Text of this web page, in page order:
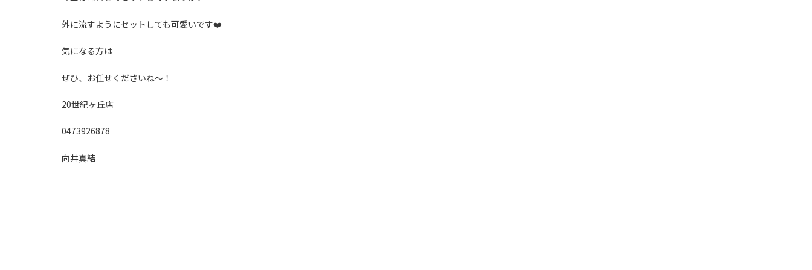
外に流すようにセットしても可愛いです❤️
気になる方は
ぜひ、お任せくださいね〜！
20世紀ヶ丘店
0473926878
向井真結